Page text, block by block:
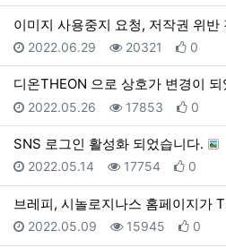
이미지 사용중지 요청, 저작권 위
등록일
2022.06.29 조회
20321 추천
0
디온THEON 으로 상호가 변경이 되
등록일
2022.05.26 조회
17853 추천
0
SNS 로그인 활성화 되었습니다.
등록일
2022.05.14 조회
17754 추천
0
브레피, 시놀로지나스 홈페이지가
등록일
2022.05.09 조회
15945 추천
0